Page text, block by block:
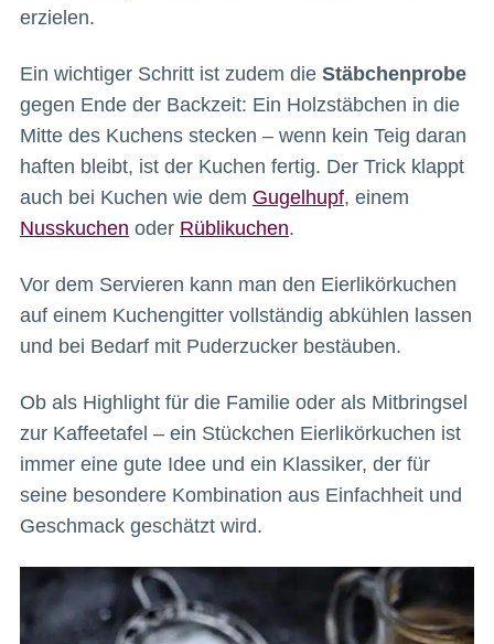
erzielen.
Ein wichtiger Schritt ist zudem die Stäbchenprobe
gegen Ende der Backzeit: Ein Holzstäbchen in die
Mitte des Kuchens stecken – wenn kein Teig daran
haften bleibt, ist der Kuchen fertig. Der Trick klappt
auch bei Kuchen wie dem Gugelhupf, einem
Nusskuchen oder Rüblikuchen.
Vor dem Servieren kann man den Eierlikörkuchen
auf einem Kuchengitter vollständig abkühlen lassen
und bei Bedarf mit Puderzucker bestäuben.
Ob als Highlight für die Familie oder als Mitbringsel
zur Kaffeetafel – ein Stückchen Eierlikörkuchen ist
immer eine gute Idee und ein Klassiker, der für
seine besondere Kombination aus Einfachheit und
Geschmack geschätzt wird.